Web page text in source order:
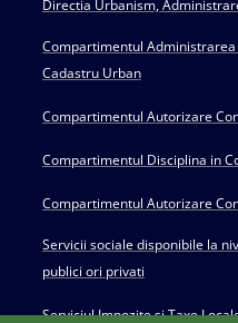
Directia Urbanism,
Compartimentul
Cadastru Urban
Compartimentul Autorizare
Compartimentul Disciplina in
Compartimentul Autorizare
Servicii sociale disponibile la
publici ori privati
Serviciul Impozite si Taxe